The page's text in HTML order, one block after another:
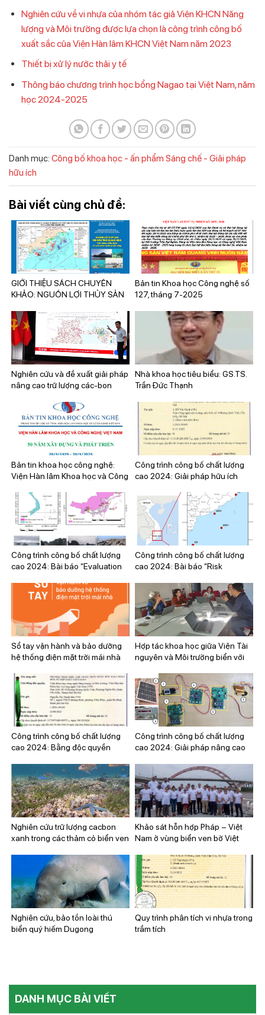
Nghiên cứu về vi nhựa của nhóm tác giả Viện KHCN Năng
lượng và Môi trường được lựa chọn là công trình công bố
xuất sắc của Viện Hàn lâm KHCN Việt Nam năm 2023
Thiết bị xử lý nước thải y tế
Thông báo chương trình học bổng Nagao tại Việt Nam, năm
học 2024-2025
Danh mục: Công bố khoa học - ấn phẩm Sáng chế - Giải pháp
hữu ích
Bài viết cùng chủ đề:
GIỚI THIỆU SÁCH CHUYÊN
KHẢO: NGUỒN LỢI THỦY SẢN
HIỆN TRẠNG, BIẾN ĐỘNG VÀ
GIẢI PHÁP QUẢN LÝ BỀN VỮNG
Bản tin Khoa học Công nghệ số
127, tháng 7-2025
Nghiên cứu và đề xuất giải pháp
nâng cao trữ lượng các-bon
bàn thành phố Hải Phòng
Nhà khoa học tiêu biểu: GS.TS.
Trần Đức Thạnh
Bản tin khoa học công nghệ:
Viện Hàn lâm Khoa học và Công
dựng và phát triển (20/5/1975 –
20/5/2025).
Công trình công bố chất lượng
cao 2024: Giải pháp hữu ích
trong mẫu sinh vật hai mảnh vỏ”
Công trình công bố chất lượng
cao 2024: Bài báo “Evaluation
capacity of mussel (Perna viridis)
and surrounding environment in
the North coast of Vietnam”
Công trình công bố chất lượng
cao 2024: Bài báo “Risk
exposure in bivalves living in the
coral reefs of Vietnam”
Sổ tay vận hành và bảo dưỡng
hệ thống điện mặt trời mái nhà
Hợp tác khoa học giữa Viện Tài
nguyên và Môi trường biển với
Không gian và Hải dương học
(LEGOS)
Công trình công bố chất lượng
cao 2024: Bằng độc quyền
pháp điều chế dung dịch phân
bón kali hoạt hóa từ hợp chất
chứa kali”
Công trình công bố chất lượng
cao 2024: Giải pháp nâng cao
trời mái nhà bằng hệ thống kết
hợp sử dụng tuabin gió quy mô
nhỏ
Nghiên cứu trữ lượng cacbon
xanh trong các thảm cỏ biển ven
Khảo sát hỗn hợp Pháp – Việt
Nam ở vùng biển ven bờ Việt
quan hệ hợp tác giữa Viện Tài
nguyên và Môi trường biển và
Viện nghiên cứu vì sự phát triển
Pháp
Nghiên cứu, bảo tồn loài thú
biển quý hiếm Dugong
Quy trình phân tích vi nhựa trong
trầm tích
DANH MỤC BÀI VIẾT